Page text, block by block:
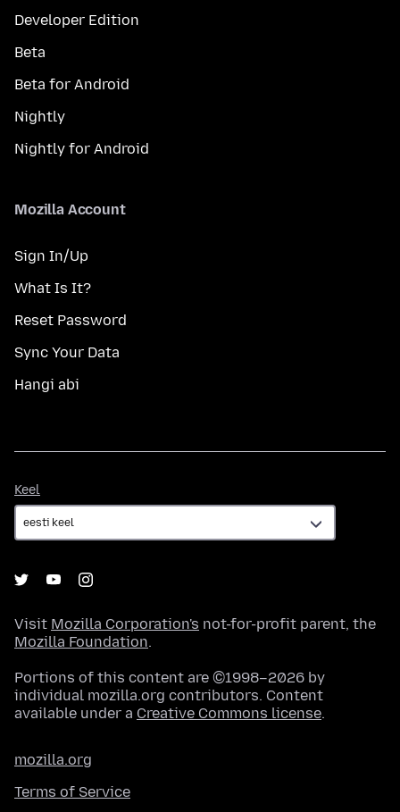
Developer Edition
Beta
Beta for Android
Nightly
Nightly for Android
Mozilla Account
Sign In/Up
What Is It?
Reset Password
Sync Your Data
Hangi abi
Keel
Visit Mozilla Corporation's not-for-profit parent, the
Mozilla Foundation.
Portions of this content are ©1998–2026 by
individual mozilla.org contributors. Content
available under a Creative Commons license.
mozilla.org
Terms of Service